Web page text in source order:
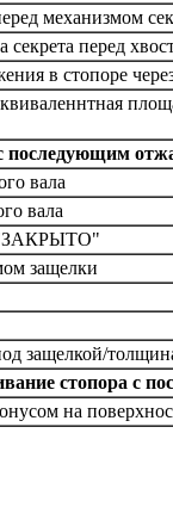
механизмом
секрета перед
в стопоре
последующим
вала
вала
"ЗАКРЫТО"
защелки
защелкой/
стопора с
на